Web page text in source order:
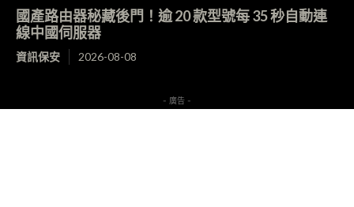
國產路由器秘藏後門！逾 20 款型號每 35 秒自動連
線中國伺服器
資訊保安 2026-08-08
- 廣告 -